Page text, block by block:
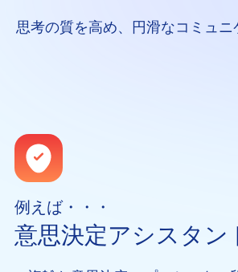
思考の質を高め、円滑なコミュ
例えば・・・
意思決定アシスタン